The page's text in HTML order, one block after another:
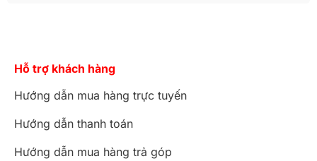
Hỗ trợ khách hàng
Hướng dẫn mua hàng trực tuyến
Hướng dẫn thanh toán
Hướng dẫn mua hàng trả góp